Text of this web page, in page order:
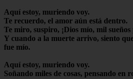
Aquí estoy, muriendo voy.
Te recuerdo, el amor aún está dentro.
Te miro, suspiro, ¡Dios mío, mil
Y cuando a la muerte arrivo, siento
fue mío.
Aquí estoy, muriendo voy.
Soñando miles de cosas, pensando en